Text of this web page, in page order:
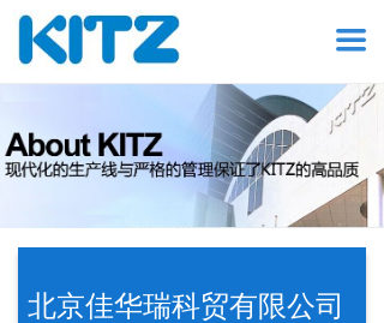
끀
北京佳华瑞科贸有限公司